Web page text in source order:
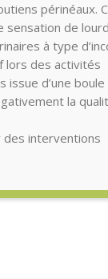
périnéaux.
sensation de
à type
lors des activités
d’une boule
la
des interventions